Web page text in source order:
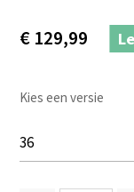
€ 129,99
Kies een versie